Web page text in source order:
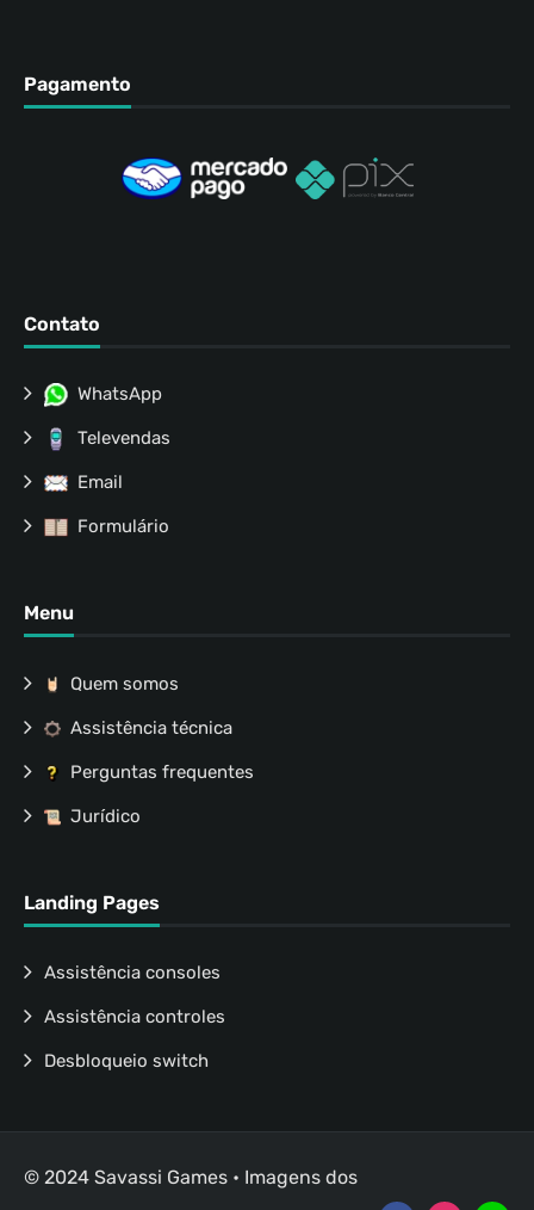
Pagamento
Contato
WhatsApp
Televendas
Email
Formulário
Menu
Quem somos
Assistência técnica
Perguntas frequentes
Jurídico
Landing Pages
Assistência consoles
Assistência controles
Desbloqueio switch
© 2024 Savassi Games • Imagens dos